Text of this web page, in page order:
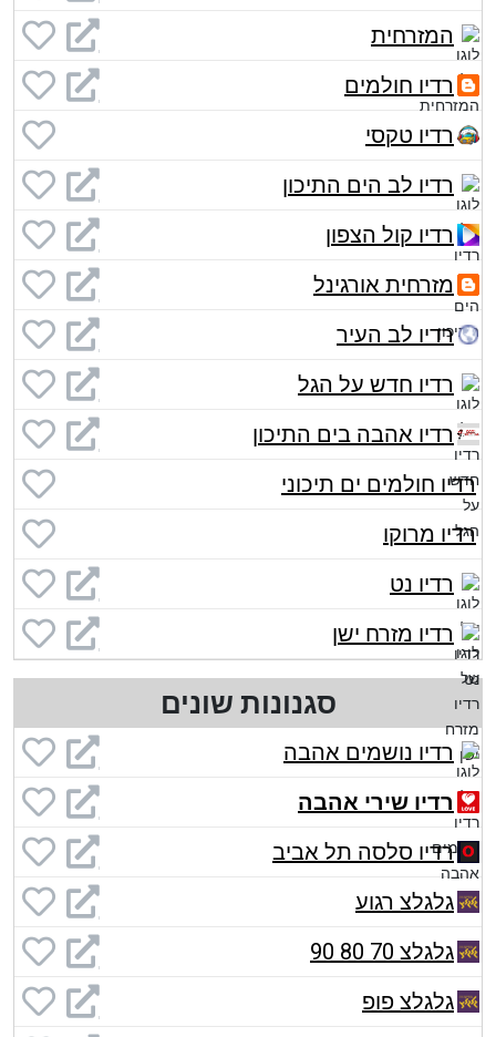
המזרחית
רדיו חולמים
רדיו טקסי
רדיו לב הים התיכון
רדיו קול הצפון
מזרחית אורגינל
רדיו לב העיר
רדיו חדש על הגל
רדיו אהבה בים התיכון
רדיו חולמים ים תיכוני
רדיו מרוקו
רדיו נט
רדיו מזרח ישן
סגנונות שונים
רדיו נושמים אהבה
רדיו שירי אהבה
רדיו סלסה תל אביב
גלגלצ רגוע
גלגלצ 70 80 90
גלגלצ פופ